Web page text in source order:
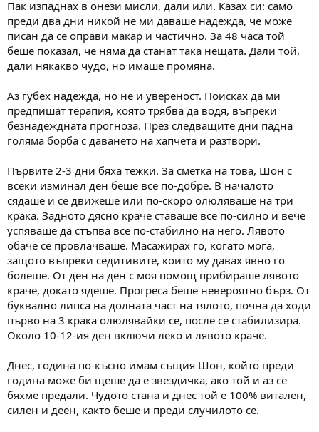
Пак изпаднах в онези мисли, дали или. Казах си: само
преди два дни никой не ми даваше надежда, че може
писан да се оправи макар и частично. За 48 часа той
беше показал, че няма да станат така нещата. Дали той,
дали някакво чудо, но имаше промяна.
Аз губех надежда, но не и увереност. Поисках да ми
предпишат терапия, която трябва да водя, въпреки
безнадеждната прогноза. През следващите дни падна
голяма борба с даването на хапчета и разтвори.
Първите 2-3 дни бяха тежки. За сметка на това, Шон с
всеки изминал ден беше все по-добре. В началото
сядаше и се движеше или по-скоро олюляваше на три
крака. Задното дясно краче ставаше все по-силно и вече
успяваше да стъпва все по-стабилно на него. Лявото
обаче се провлачваше. Масажирах го, когато мога,
защото въпреки седитивите, които му давах явно го
болеше. От ден на ден с моя помощ прибираше лявото
краче, докато ядеше. Прогреса беше невероятно бърз. От
буквално липса на долната част на тялото, почна да ходи
първо на 3 крака олюлявайки се, после се стабилизира.
Около 10-12-ия ден включи леко и лявото краче.
Днес, година по-късно имам същия Шон, който преди
година може би щеше да е звездичка, ако той и аз се
бяхме предали. Чудото стана и днес той е 100% витален,
силен и деен, както беше и преди случилото се.